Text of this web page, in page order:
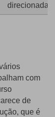
direcionadas.
com
de
que é